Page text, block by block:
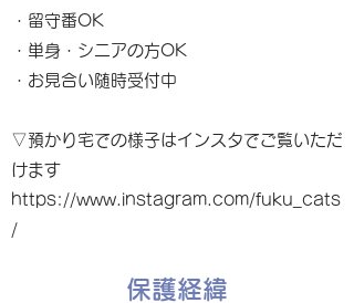
・留守番OK
・単身・シニアの方OK
・お見合い随時受付中
▽預かり宅での様子はインスタでご覧いただ
けます
https://www.instagram.com/fuku_cats
/
保護経緯